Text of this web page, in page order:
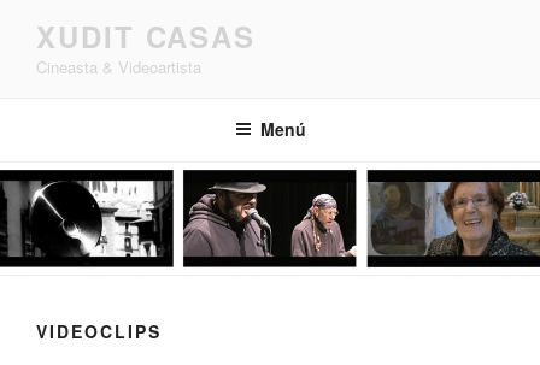
contenido
XUDIT CASAS
Cineasta & Videoartista
Menú
VIDEOCLIPS